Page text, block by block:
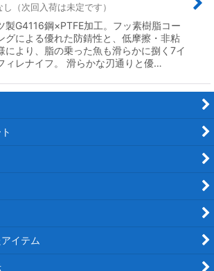
し（次回入荷は未定です）
製G4116鋼×PTFE加工。フッ素樹脂コー
グによる優れた防錆性と、低摩擦・非粘
により、脂の乗った魚も滑らかに捌く7イ
ィレナイフ。 滑らかな刃通りと優…
イテム